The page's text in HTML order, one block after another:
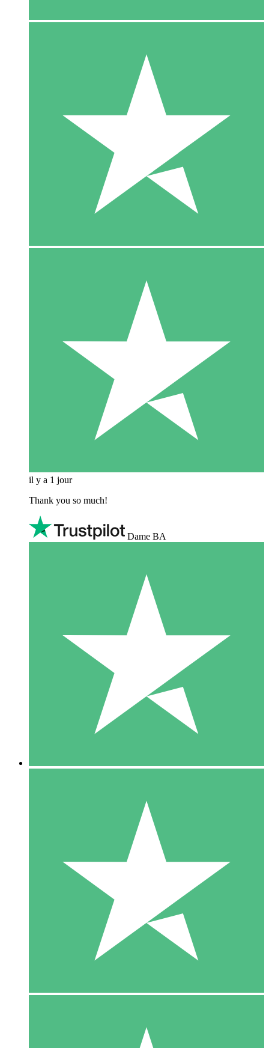
il y a 1 jour
Thank you so much!
Dame BA